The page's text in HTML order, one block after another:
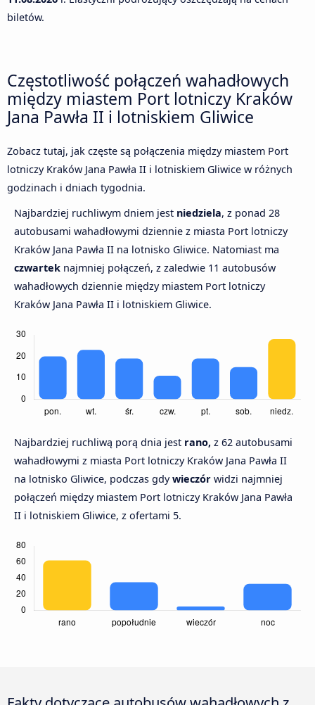
biletów.
Częstotliwość połączeń wahadłowych
między miastem Port lotniczy Kraków
Jana Pawła II i lotniskiem Gliwice
Zobacz tutaj, jak częste są połączenia między miastem Port
lotniczy Kraków Jana Pawła II i lotniskiem Gliwice w różnych
godzinach i dniach tygodnia.
Najbardziej ruchliwym dniem jest niedziela, z ponad 28
autobusami wahadłowymi dziennie z miasta Port lotniczy
Kraków Jana Pawła II na lotnisko Gliwice. Natomiast ma
czwartek najmniej połączeń, z zaledwie 11 autobusów
wahadłowych dziennie między miastem Port lotniczy
Kraków Jana Pawła II i lotniskiem Gliwice.
Najbardziej ruchliwą porą dnia jest rano, z 62 autobusami
wahadłowymi z miasta Port lotniczy Kraków Jana Pawła II
na lotnisko Gliwice, podczas gdywieczór widzi najmniej
połączeń między miastem Port lotniczy Kraków Jana Pawła
II i lotniskiem Gliwice, z ofertami 5.